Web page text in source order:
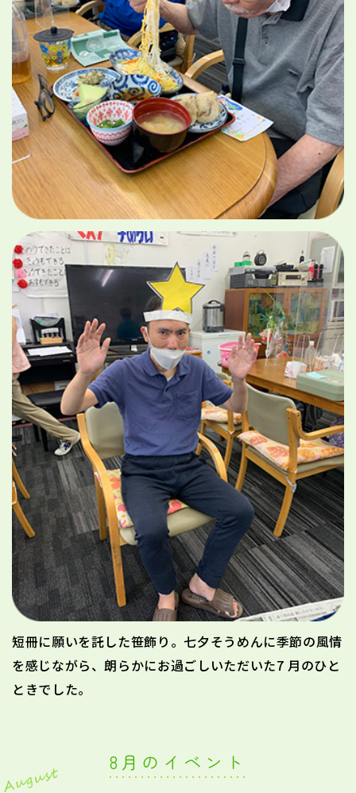
短冊に願いを託した笹飾り。七夕そうめんに季節の風情
を感じながら、朗らかにお過ごしいただいた7 月のひと
ときでした。
8月のイベント